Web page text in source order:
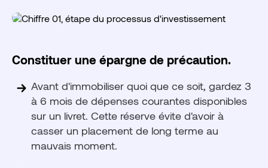
Constituer une épargne de précaution.
Avant d'immobiliser quoi que ce soit, gardez 3
à 6 mois de dépenses courantes disponibles
sur un livret. Cette réserve évite d'avoir à
casser un placement de long terme au
mauvais moment.